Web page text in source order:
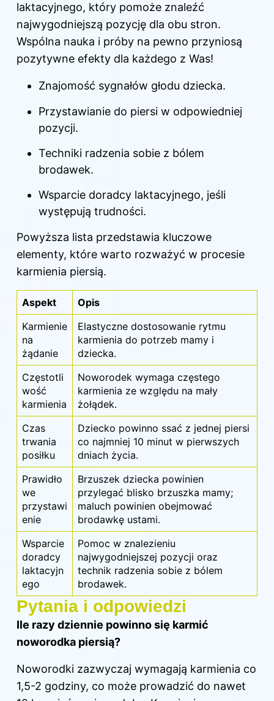
laktacyjnego, który pomoże znaleźć
najwygodniejszą pozycję dla obu stron.
Wspólna nauka i próby na pewno przyniosą
pozytywne efekty dla każdego z Was!
Znajomość sygnałów głodu dziecka.
Przystawianie do piersi w odpowiedniej
pozycji.
Techniki radzenia sobie z bólem
brodawek.
Wsparcie doradcy laktacyjnego, jeśli
występują trudności.
Powyższa lista przedstawia kluczowe
elementy, które warto rozważyć w procesie
karmienia piersią.
Aspekt
Opis
Karmienie
na
żądanie
Elastyczne dostosowanie rytmu
karmienia do potrzeb mamy i
dziecka.
Częstotli
wość
karmienia
Noworodek wymaga częstego
karmienia ze względu na mały
żołądek.
Czas
trwania
posiłku
Dziecko powinno ssać z jednej piersi
co najmniej 10 minut w pierwszych
dniach życia.
Prawidło
we
przystawi
enie
Brzuszek dziecka powinien
przylegać blisko brzuszka mamy;
maluch powinien obejmować
brodawkę ustami.
Wsparcie
doradcy
laktacyjn
ego
Pomoc w znalezieniu
najwygodniejszej pozycji oraz
technik radzenia sobie z bólem
brodawek.
Pytania i odpowiedzi
Ile razy dziennie powinno się karmić
noworodka piersią?
Noworodki zazwyczaj wymagają karmienia co
1,5-2 godziny, co może prowadzić do nawet